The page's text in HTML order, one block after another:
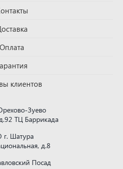
Оплата
клиентов
Зуево
ТЦ Баррикада
Шатура
д.8
Посад